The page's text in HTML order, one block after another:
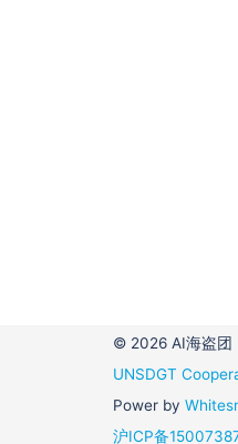
© 2026 AI海盗团
UNSDGT
Power by
沪ICP备